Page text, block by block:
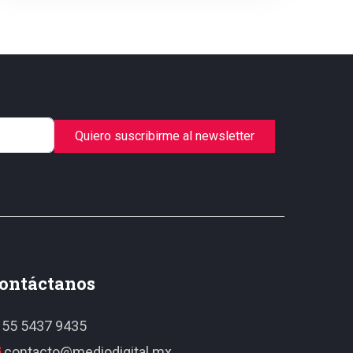
Quiero suscribirme al newsletter
5437 9435